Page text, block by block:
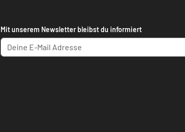
Mit unserem Newsletter bleibst du informiert